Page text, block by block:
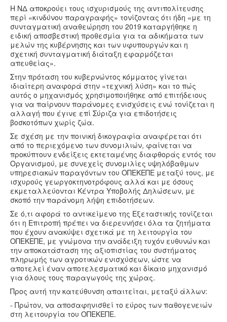
Η ΝΔ αποκρούει τους ισχυρισμούς της αντιπολίτευσης
περί «κινδύνου παραγραφής» τονίζοντας ότι ήδη «με τη
συνταγματική αναθεώρηση του 2019 καταργήθηκε η
ειδική αποσβεστική προθεσμία για τα αδικήματα των
μελών της κυβέρνησης και των υφυπουργών και η
σχετική συνταγματική διάταξη εφαρμόζεται
απευθείας».
Στην πρόταση του κυβερνώντος κόμματος γίνεται
ιδιαίτερη αναφορά στην «τεχνική λύση» και το πώς
αυτός ο μηχανισμός χρησιμοποιήθηκε από επιτήδειους
για να παίρνουν παράνομες ενισχύσεις ενώ τονίζεται η
αλλαγή που έγινε επί Σύριζα για επιδοτήσεις
βοσκοτόπων χωρίς ζώα.
Σε σχέση με την ποινική δικογραφία αναφέρεται ότι
από το περιεχόμενο των συνομιλιών, φαίνεται να
προκύπτουν ενδείξεις εκτεταμένης διαφθοράς εντός του
Οργανισμού, με συνεχείς συνομιλίες υψηλόβαθμων
υπηρεσιακών παραγόντων του ΟΠΕΚΕΠΕ μεταξύ τους, με
ισχυρούς γεωργοκτηνοτρόφους αλλά και με όσους
εκμεταλλεύονται Κέντρα Υποβολής Δηλώσεων, με
σκοπό την παράνομη λήψη επιδοτήσεων.
Σε ό,τι αφορά το αντικείμενο της Εξεταστικής τονίζεται
ότι η Επιτροπή πρέπει να διερευνήσει όλα τα ζητήματα
που έχουν ανακύψει σχετικά με τη λειτουργία του
ΟΠΕΚΕΠΕ, με γνώμονα την ανάδειξη τυχόν ευθυνών και
την αποκατάσταση της αξιοπιστίας του συστήματος
πληρωμής των αγροτικών ενισχύσεων, ώστε να
αποτελεί έναν αποτελεσματικό και δίκαιο μηχανισμό
για όλους τους παραγωγούς της χώρας.
Προς αυτή την κατεύθυνση απαιτείται, μεταξύ άλλων:
- Πρώτον, να αποσαφηνισθεί το εύρος των παθογενειών
στη λειτουργία του ΟΠΕΚΕΠΕ.